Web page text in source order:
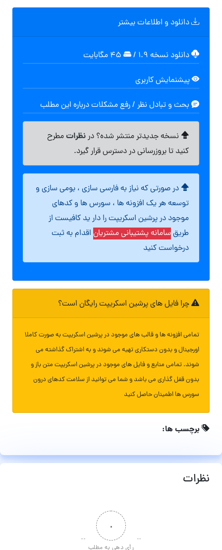
دانلود و اطلاعات بیشتر
دانلود نسخه ۱.۹ /
پیشنمایش کاربری
بحث و تبادل نظر / رفع مشکلات درباره این مطلب
نسخه جدیدتر منتشر شده؟ درنظراتمطرح
کنید تا بروزرسانی در دسترس قرار گیرد.
در صورتی که نیاز به فارسی سازی ، بومی سازی و
توسعه هر یک افزونه ها ، سورس ها و کدهای
موجود در پرشین اسکریپت را دار ید کافیست از
طریقسامانه پشتیبانی مشتریان اقدام به ثبت
درخواست کنید
چرا فایل های پرشین اسکریپت رایگان است؟
تمامی افزونه ها و قالب های موجود در پرشین اسکریپت به صورت کاملا
اورجینال و بدون دستکاری تهیه می شوند و به اشتراک گذاشته می
شوند. تمامی منابع و فایل های موجود در پرشین اسکریپت متن باز و
بدون قفل گذاری می باشد و شما می توانید از سلامت کدهای درون
سورس ها اطمینان حاصل کنید
برچسب ها:
نظرات
۰
رأی دهی به مطلب